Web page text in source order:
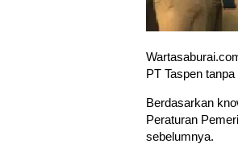
PT Taspen
Berdasarkan
Peraturan
sebelumnya.